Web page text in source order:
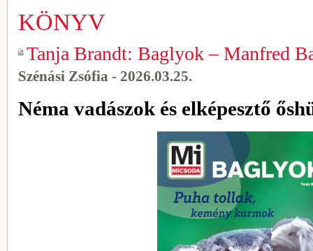
KÖNYV
Tanja Brandt: Baglyok – Manfred
Szénási Zsófia - 2026.03.25.
Néma vadászok és elképesztő